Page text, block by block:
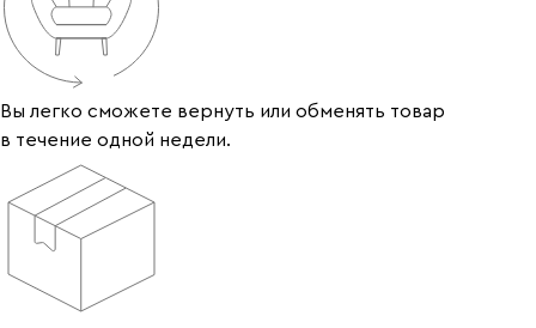
Вы легко сможете вернуть или обменять товар
в течение одной недели.